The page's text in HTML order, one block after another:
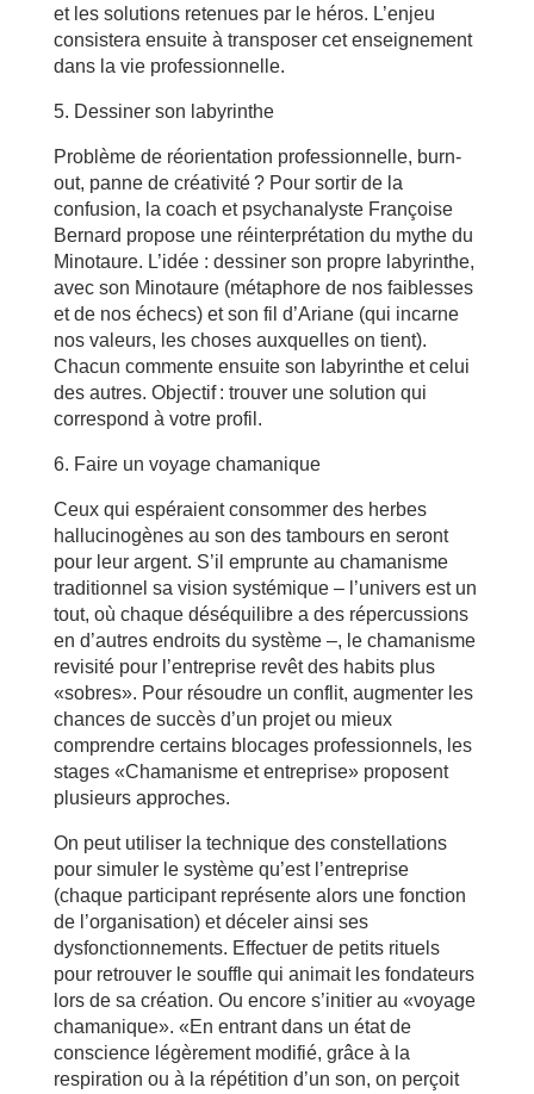
et les solutions retenues par le héros. L’enjeu
consistera ensuite à transposer cet enseignement
dans la vie professionnelle.
5. Dessiner son labyrinthe
Problème de réorientation professionnelle, burn-
out, panne de créativité ? Pour sortir de la
confusion, la coach et psychanalyste Françoise
Bernard propose une réinterprétation du mythe du
Minotaure. L’idée : dessiner son propre labyrinthe,
avec son Minotaure (métaphore de nos faiblesses
et de nos échecs) et son fil d’Ariane (qui incarne
nos valeurs, les choses auxquelles on tient).
Chacun commente ensuite son labyrinthe et celui
des autres. Objectif : trouver une solution qui
correspond à votre profil.
6. Faire un voyage chamanique
Ceux qui espéraient consommer des herbes
hallucinogènes au son des tambours en seront
pour leur argent. S’il emprunte au chamanisme
traditionnel sa vision systémique – l’univers est un
tout, où chaque déséquilibre a des répercussions
en d’autres endroits du système –, le chamanisme
revisité pour l’entreprise revêt des habits plus
«sobres». Pour résoudre un conflit, augmenter les
chances de succès d’un projet ou mieux
comprendre certains blocages professionnels, les
stages «Chamanisme et entreprise» proposent
plusieurs approches.
On peut utiliser la technique des constellations
pour simuler le système qu’est l’entreprise
(chaque participant représente alors une fonction
de l’organisation) et déceler ainsi ses
dysfonctionnements. Effectuer de petits rituels
pour retrouver le souffle qui animait les fondateurs
lors de sa création. Ou encore s’initier au «voyage
chamanique». «En entrant dans un état de
conscience légèrement modifié, grâce à la
respiration ou à la répétition d’un son, on perçoit